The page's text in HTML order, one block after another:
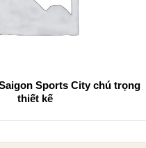
Sports City chú trọng
thiết kế